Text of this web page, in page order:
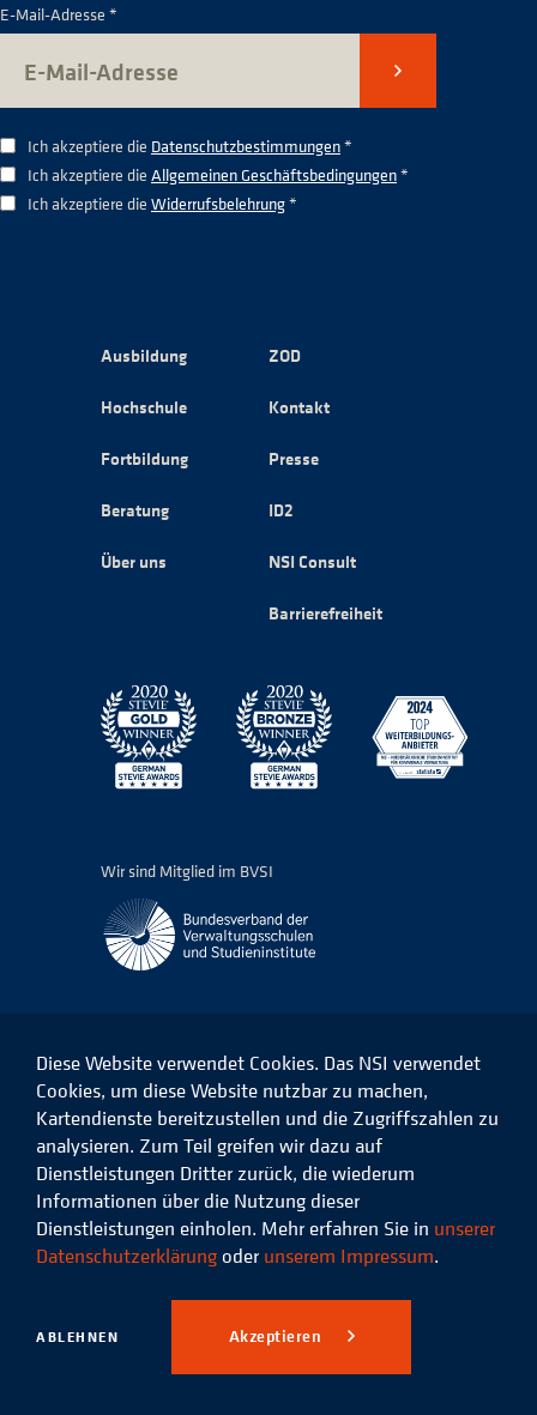
E-Mail-Adresse *
Senden
Ich akzeptiere die Datenschutzbestimmungen*
Ich akzeptiere die Allgemeinen Geschäftsbedingungen*
Ich akzeptiere die Widerrufsbelehrung*
Ausbildung
Hochschule
Fortbildung
Beratung
Über uns
ZOD
Kontakt
Presse
ID2
NSI Consult
Barrierefreiheit
Wir sind Mitglied im BVSI
Das
NSI
Facebook
Das
NSI
auf
LinkedIn
Das
NSI
auf
Instagram
Das
Xing
© 2026 Niedersächsisches
Studieninstitut für kommunale
Verwaltung e.V.
Datenschutz Impressum
Diese Website verwendet Cookies. Das NSI verwendet
Cookies, um diese Website nutzbar zu machen,
Kartendienste bereitzustellen und die Zugriffszahlen zu
analysieren. Zum Teil greifen wir dazu auf
Dienstleistungen Dritter zurück, die wiederum
Informationen über die Nutzung dieser
Dienstleistungen einholen. Mehr erfahren Sie in unserer
Datenschutzerklärung oder unserem Impressum.
ABLEHNEN Akzeptieren